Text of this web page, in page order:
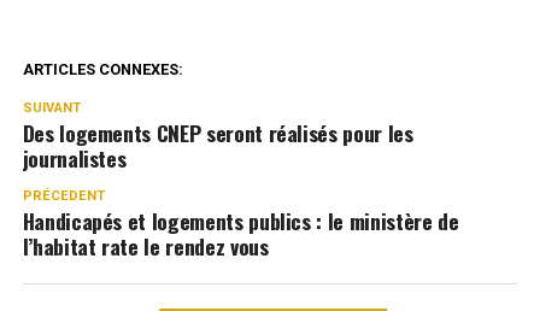
ARTICLES CONNEXES:
SUIVANT
Des logements CNEP seront réalisés pour les
journalistes
PRÉCEDENT
Handicapés et logements publics : le ministère de
l’habitat rate le rendez vous